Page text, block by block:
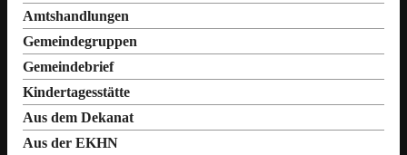
Amtshandlungen
Gemeindegruppen
Gemeindebrief
Kindertagesstätte
Aus dem Dekanat
Aus der EKHN